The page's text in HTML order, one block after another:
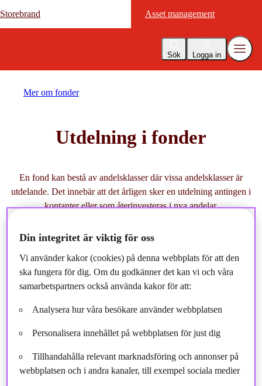
Storebrand Asset management
Sök Logga in
Storebrand Asset management
Mer om fonder
Utdelning i fonder
En fond kan bestå av andelsklasser där vissa andelsklasser är
utdelande. Det innebär att det årligen sker en utdelning antingen i
kontanter eller som återinvesteras i nya andelar.
Din integritet är viktig för oss
Vi använder kakor (cookies) på denna webbplats för att den
ska fungera för dig. Om du godkänner det kan vi och våra
samarbetspartners också använda kakor för att:
Analysera hur våra besökare använder webbplatsen
Personalisera innehållet på webbplatsen för just dig
Tillhandahålla relevant marknadsföring och annonser på
webbplatsen och i andra kanaler, till exempel sociala medier